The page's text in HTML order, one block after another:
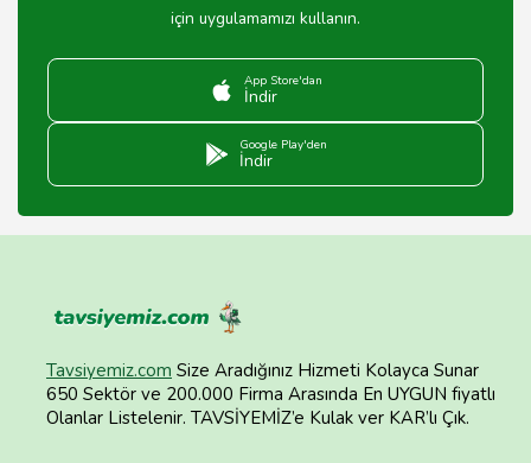
için uygulamamızı kullanın.
App Store'dan
İndir
Google Play'den
İndir
Tavsiyemiz.com Size Aradığınız Hizmeti Kolayca Sunar
650 Sektör ve 200.000 Firma Arasında En UYGUN fiyatlı
Olanlar Listelenir. TAVSİYEMİZ’e Kulak ver KAR’lı Çık.